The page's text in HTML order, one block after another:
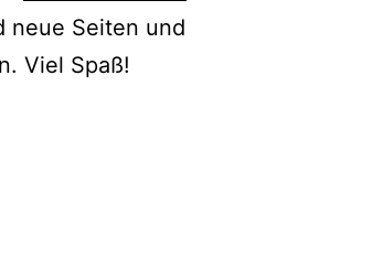
neue Seiten und
Viel Spaß!